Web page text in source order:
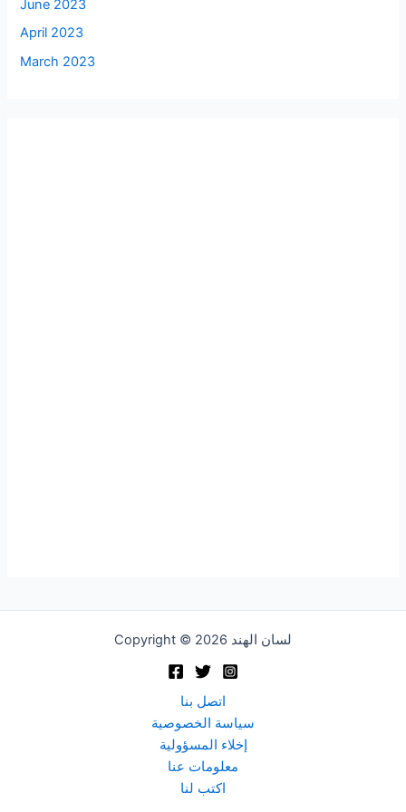
June 2023
April 2023
March 2023
Copyright © 2026 لسان الهند
اتصل بنا
سياسة الخصوصية
إخلاء المسؤولية
معلومات عنا
اكتب لنا